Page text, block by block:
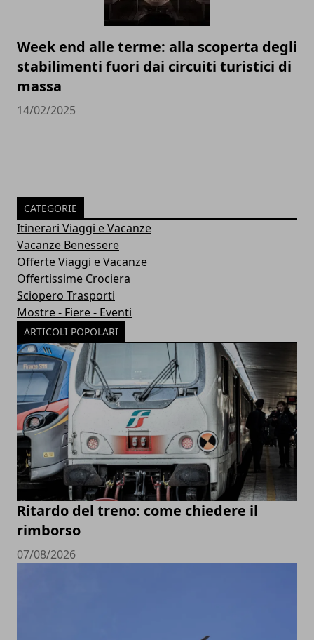
Week end alle terme: alla scoperta degli
stabilimenti fuori dai circuiti turistici di
massa
14/02/2025
CATEGORIE
Itinerari Viaggi e Vacanze
Vacanze Benessere
Offerte Viaggi e Vacanze
Offertissime Crociera
Sciopero Trasporti
Mostre - Fiere - Eventi
ARTICOLI POPOLARI
Ritardo del treno: come chiedere il
rimborso
07/08/2026